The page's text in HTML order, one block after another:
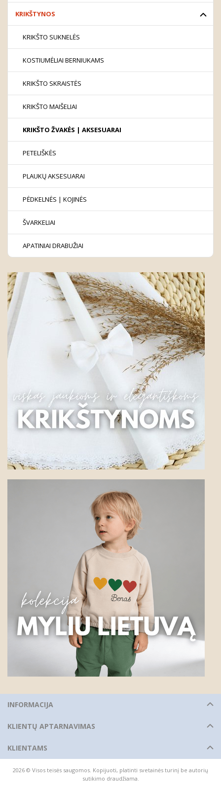
KRIKŠTYNOS
KRIKŠTO SUKNELĖS
KOSTIUMĖLIAI BERNIUKAMS
KRIKŠTO SKRAISTĖS
KRIKŠTO MAIŠELIAI
KRIKŠTO ŽVAKĖS | AKSESUARAI
PETELIŠKĖS
PLAUKŲ AKSESUARAI
PĖDKELNĖS | KOJINĖS
ŠVARKELIAI
APATINIAI DRABUŽIAI
INFORMACIJA
KLIENTŲ APTARNAVIMAS
KLIENTAMS
2026 © Visos teisės saugomos. Kopijuoti, platinti svetainės turinį be autorių
sutikimo draudžiama.